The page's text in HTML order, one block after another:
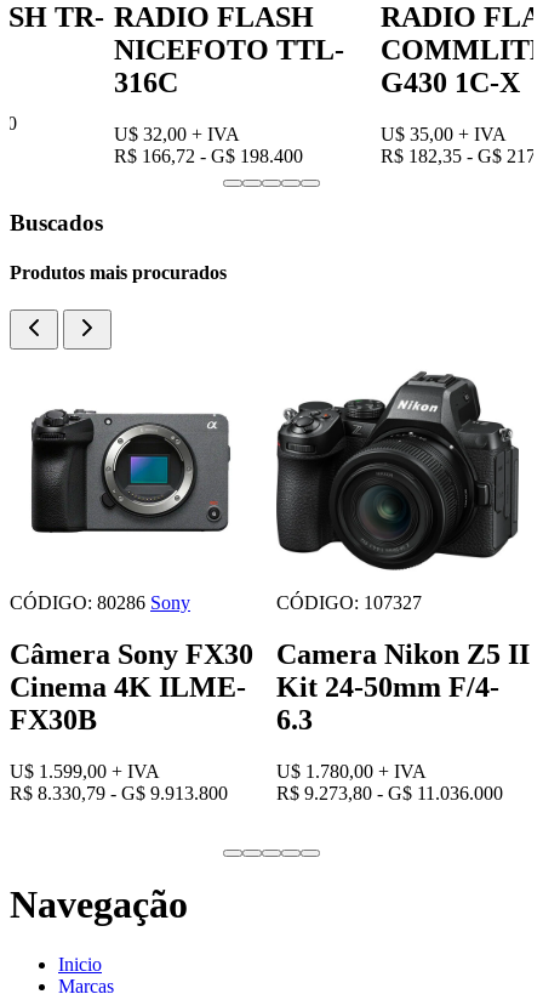
RADIO FLASH
NICEFOTO TTL-
U$ 32,00
+ IVA
R$ 166,72 - G$ 198.400
RADIO FLASH
COMMLITE CT-
G430 1C-X
+ IVA
R$ 182,35 - G$ 217.000
Buscados
Produtos mais procurados
CÓDIGO: 80286 Sony
Câmera Sony FX30
Cinema 4K ILME-
FX30B
U$ 1.599,00 + IVA
R$ 8.330,79 - G$ 9.913.800
CÓDIGO: 107327
Camera Nikon Z5 II
Kit 24-50mm F/4-
6.3
U$ 1.780,00 + IVA
R$ 9.273,80 - G$ 11.036.000
Navegação
Inicio
Marcas